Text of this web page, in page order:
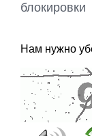
блокировки
Нам нужно